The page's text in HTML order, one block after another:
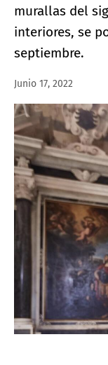
murallas del
interiores, se
septiembre.
Junio 17, 2022